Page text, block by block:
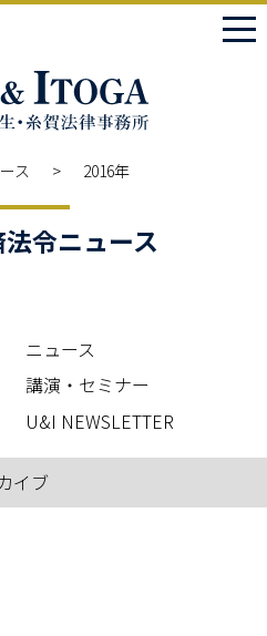
ス 2016年
令ニュース
ニュース
講演・セミナー
U&I NEWSLETTER
イブ